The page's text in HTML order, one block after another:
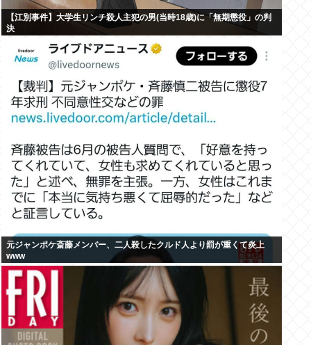
【江別事件】大学生リンチ殺人主犯の男(当時18歳)に「無期懲役」の判
決
元ジャンポケ斎藤メンバー、二人殺したクルド人より罰が重くて炎上
www